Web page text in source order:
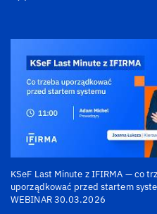
KSeF Last Minute z IFIRMA — co
uporządkować przed startem
WEBINAR 30.03.2026